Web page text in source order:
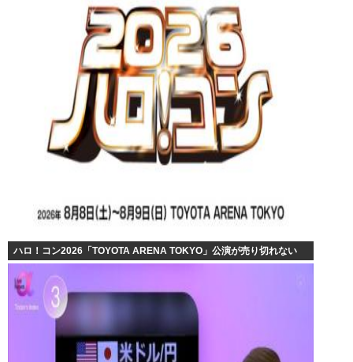
ハロ！コン2026「TOYOTA ARENA TOKYO」公演が売り切れない